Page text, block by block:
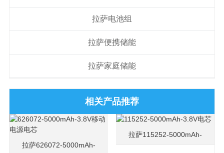
拉萨电池组
拉萨便携储能
拉萨家庭储能
相关产品推荐
拉萨626072-5000mAh-
拉萨115252-5000mAh-